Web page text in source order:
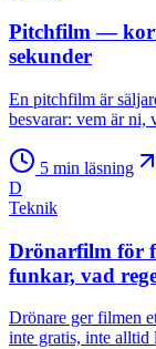
Pitchfilm —
sekunder
En pitchfilm är
besvarar: vem är ni,
5 min läsning
D
Teknik
Drönarfilm för
funkar, vad
Drönare ger filmen
inte gratis, inte